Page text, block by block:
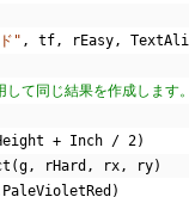
" , tf, rEasy,
て同じ結果を作成します
+ Inch / 2)
(g, rHard , rx, ry)
PaleVioletRed )